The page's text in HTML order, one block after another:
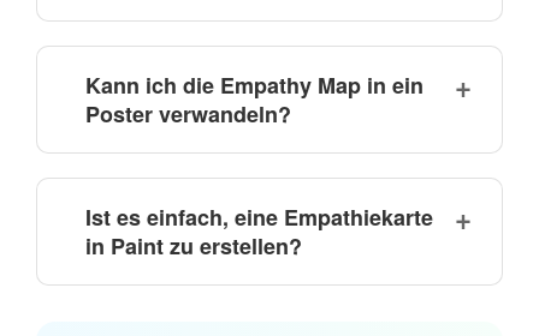
Kann ich die Empathy Map in ein
Poster verwandeln?
Ist es einfach, eine Empathiekarte
in Paint zu erstellen?